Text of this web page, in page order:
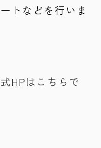
トなどを行いま
HPはこちらで